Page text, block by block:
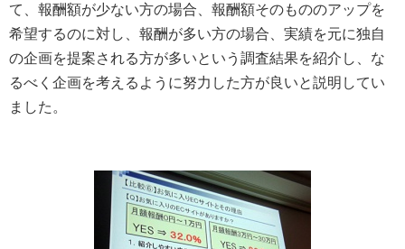
て、報酬額が少ない方の場合、報酬額そのもののアップを
希望するのに対し、報酬が多い方の場合、実績を元に独自
の企画を提案される方が多いという調査結果を紹介し、な
るべく企画を考えるように努力した方が良いと説明してい
ました。